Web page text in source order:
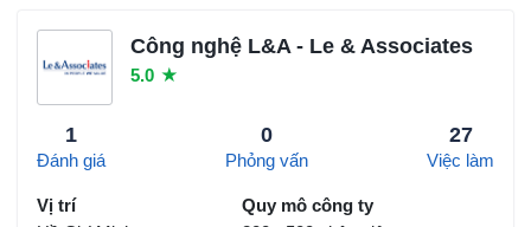
Chúng tôi liên tục tuyển dụng nhằm đáp ứng nhu cầu
ngày...
Công nghệ L&A - Le & Associates
5.0 ★
1
Đánh giá
0
Phỏng vấn
27
Việc làm
Vị trí
Quy mô công ty